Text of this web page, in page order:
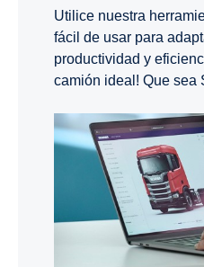
Utilice nuestra
fácil de usar para
productividad y
camión ideal! Que sea